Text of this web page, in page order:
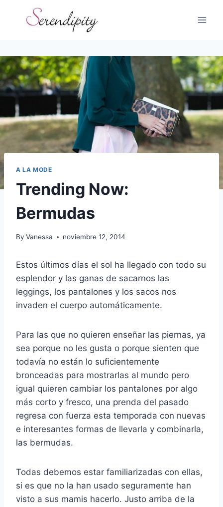
A LA MODE
Trending Now:
Bermudas
By Vanessa noviembre 12, 2014
Estos últimos días el sol ha llegado con todo su
esplendor y las ganas de sacarnos las
leggings, los pantalones y los sacos nos
invaden el cuerpo automáticamente.
Para las que no quieren enseñar las piernas, ya
sea porque no les gusta o porque sienten que
todavía no están lo suficientemente
bronceadas para mostrarlas al mundo pero
igual quieren cambiar los pantalones por algo
más corto y fresco, una prenda del pasado
regresa con fuerza esta temporada con nuevas
e interesantes formas de llevarla y combinarla,
las bermudas.
Todas debemos estar familiarizadas con ellas,
si es que no la han usado seguramente han
visto a sus mamis hacerlo. Justo arriba de la